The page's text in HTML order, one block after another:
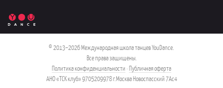
© 2013–2026 Международная школа танцев YouDance.
Все права защищены.
Политика конфиденциальности ·Публичная оферта
АНО «ТСК клуб» 9705209978 г.Москва Новоспасский 7Ас4